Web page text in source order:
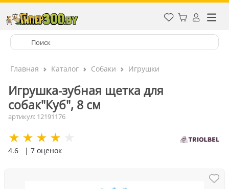
Главная Каталог Собаки Игрушки
Игрушка-зубная щетка для
собак"Куб", 8 см
артикул: 12191176
4.6 | 7 оценок